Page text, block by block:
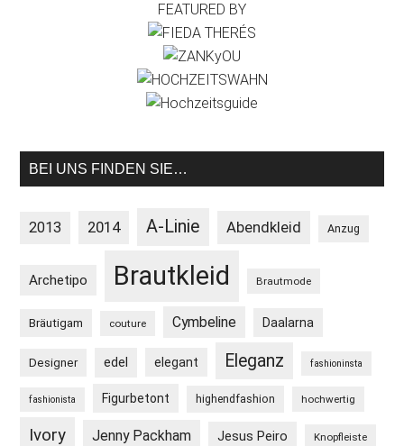
FEATURED BY
BEI UNS FINDEN SIE…
2013 2014 A-Linie Abendkleid Anzug
Archetipo Brautkleid Brautmode
Bräutigam couture Cymbeline Daalarna
Designer edel elegant Eleganz fashioninsta
fashionista Figurbetont highendfashion hochwertig
Ivory Jenny Packham Jesus Peiro Knopfleiste